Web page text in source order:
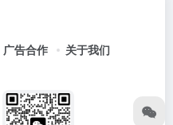
广告合作 关于我们